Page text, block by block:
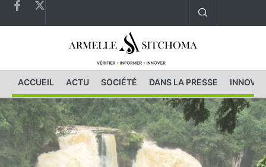
ACCUEIL ACTU SOCIÉTÉ DANS LA PRESSE